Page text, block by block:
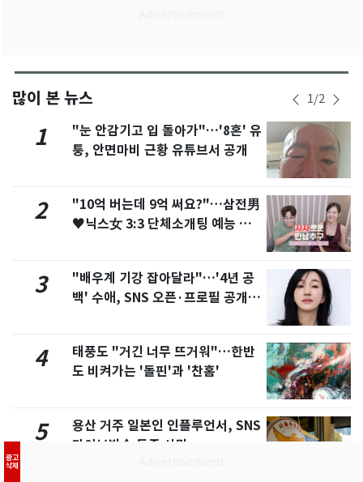
많이 본 뉴스 1/2
1
"눈 안감기고 입 돌아가"…'8혼' 유
퉁, 안면마비 근황 유튜브서 공개
2
"10억 버는데 9억 써요?"…삼전男
♥닉스女 3:3 단체소개팅 예능 화
3
"배우계 기강 잡아달라"…'4년 공
백' 수애, SNS 오픈·프로필 공개
4
태풍도 "거긴 너무 뜨거워"…한반
도 비켜가는 '돌핀'과 '찬홈'
5
용산 거주 일본인 인플루언서, SNS
라이브방송 도중 사망
광고
삭제